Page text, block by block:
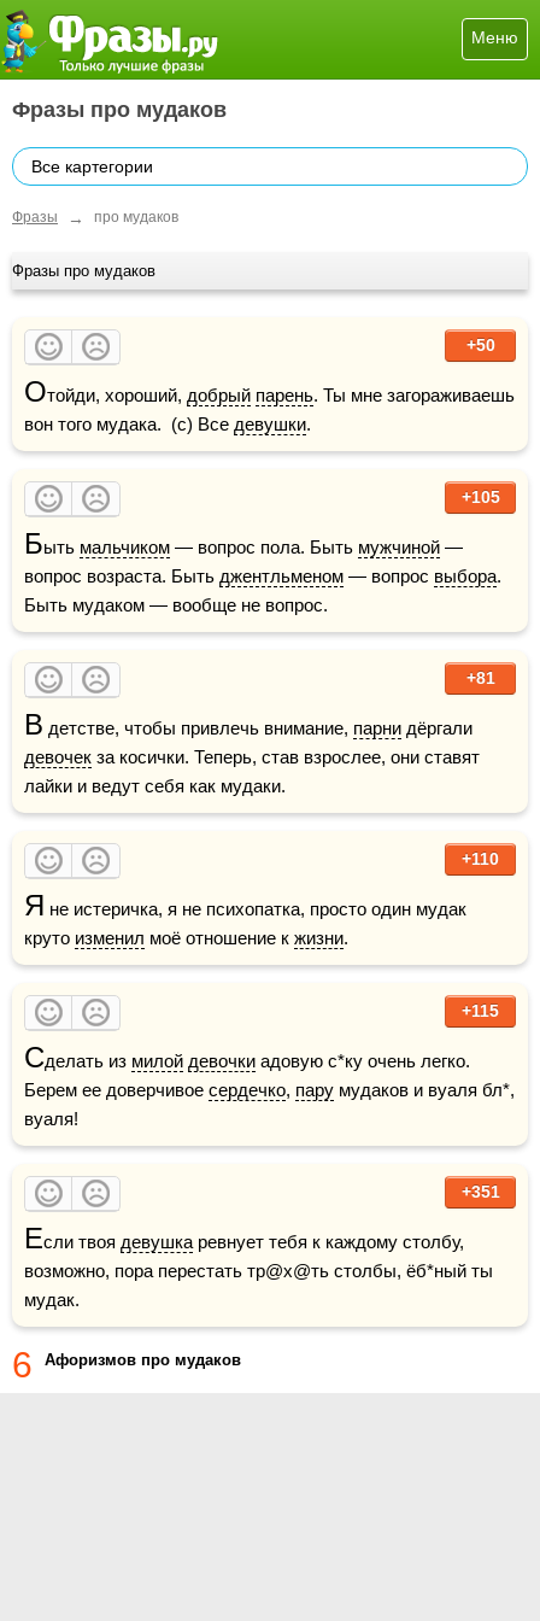
Меню
Фразы про мудаков
Все картегории
Фразы → про мудаков
Фразы про мудаков
+50
Отойди, хороший, добрый парень. Ты мне загораживаешь
вон того мудака.  (с) Все девушки.
+105
Быть мальчиком — вопрос пола. Быть мужчиной —
вопрос возраста. Быть джентльменом — вопрос выбора.
Быть мудаком — вообще не вопрос.
+81
В детстве, чтобы привлечь внимание, парни
девочек за косички. Теперь, став взрослее, они ставят
лайки и ведут себя как мудаки.
+110
Я не истеричка, я не психопатка, просто один мудак
круто изменил моё отношение к жизни.
+115
Сделать из милой девочки адовую с*ку очень легко.
Берем ее доверчивое сердечко, пару мудаков и вуаля бл*,
вуаля!
+351
Если твоя девушка ревнует тебя к каждому столбу,
возможно, пора перестать тр@х@ть столбы, ёб*ный ты
мудак.
6 Афоризмов про мудаков